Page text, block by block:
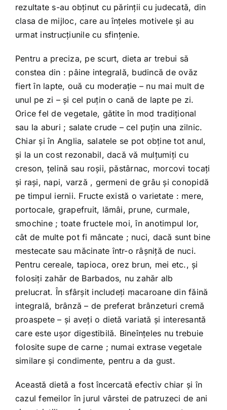
rezultate s-au obţinut cu părinţii cu judecată, din
clasa de mijloc, care au înţeles motivele şi au
urmat instrucţiunile cu sfinţenie.
Pentru a preciza, pe scurt, dieta ar trebui să
constea din : pâine integrală, budincă de ovăz
fiert în lapte, ouă cu moderaţie – nu mai mult de
unul pe zi – şi cel puţin o cană de lapte pe zi.
Orice fel de vegetale, gătite în mod tradiţional
sau la aburi ; salate crude – cel puţin una zilnic.
Chiar şi în Anglia, salatele se pot obţine tot anul,
şi la un cost rezonabil, dacă vă mulţumiţi cu
creson, ţelină sau roşii, păstârnac, morcovi tocaţi
şi raşi, napi, varză , germeni de grâu şi conopidă
pe timpul iernii. Fructe există o varietate : mere,
portocale, grapefruit, lămâi, prune, curmale,
smochine ; toate fructele moi, în anotimpul lor,
cât de multe pot fi mâncate ; nuci, dacă sunt bine
mestecate sau măcinate într-o râşniţă de nuci.
Pentru cereale, tapioca, orez brun, mei etc., şi
folosiţi zahăr de Barbados, nu zahăr alb
prelucrat. În sfârşit includeţi macaroane din făină
integrală, brânză – de preferat brânzeturi cremă
proaspete – şi aveţi o dietă variată şi interesantă
care este uşor digestibilă. Bineînţeles nu trebuie
folosite supe de carne ; numai extrase vegetale
similare şi condimente, pentru a da gust.
Această dietă a fost încercată efectiv chiar şi în
cazul femeilor în jurul vârstei de patruzeci de ani